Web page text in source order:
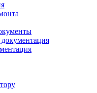
документация